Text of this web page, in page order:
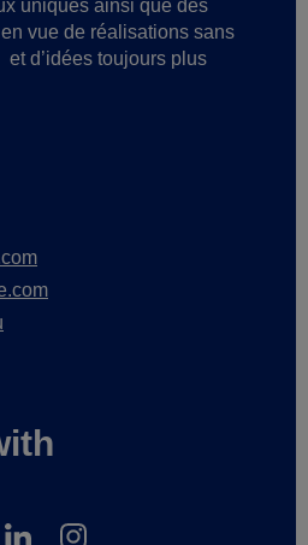
uniques ainsi que des
en vue de réalisations sans
et d’idées toujours plus